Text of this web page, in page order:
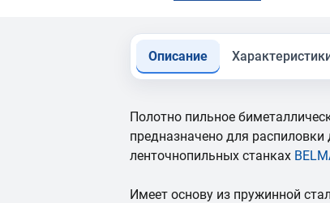
Описание
Полотно пильное
предназначено для распиловки
ленточнопильных станках
Имеет основу из пружинной